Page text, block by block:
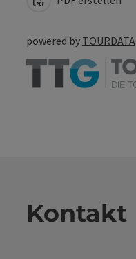
powered by TOURDATA
Kontakt